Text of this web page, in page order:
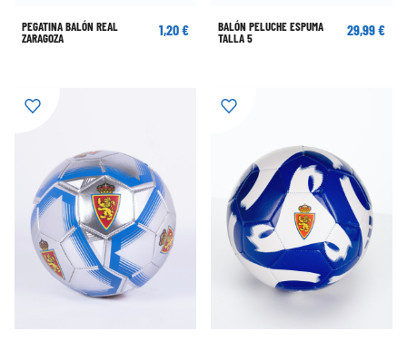
PEGATINA BALÓN REAL
ZARAGOZA
1,20 €
BALÓN PELUCHE ESPUMA
TALLA 5
29,99 €